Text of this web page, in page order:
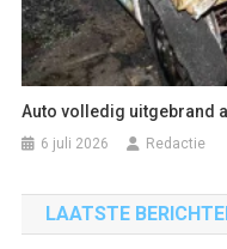
Auto volledig uitgebrand
6 juli 2026 Redactie
LAATSTE